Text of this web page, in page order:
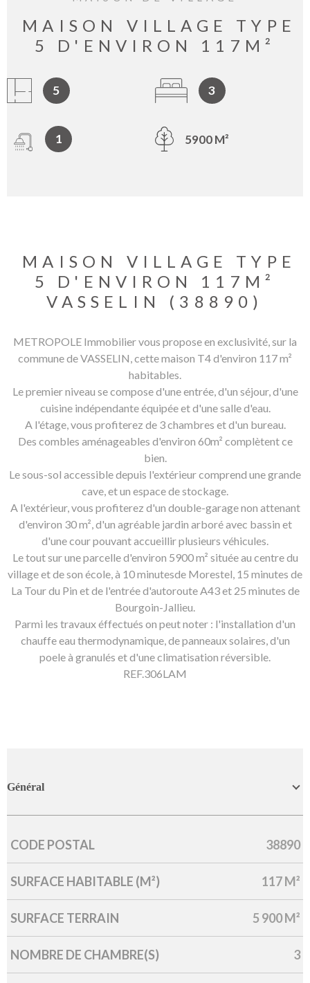
MAISON VILLAGE TYPE
5 D'ENVIRON 117M²
5 3
1 5900 M²
MAISON VILLAGE TYPE
5 D'ENVIRON 117M²
VASSELIN (38890)
METROPOLE Immobilier vous propose en exclusivité, sur la
commune de VASSELIN, cette maison T4 d'environ 117 m²
habitables.
Le premier niveau se compose d'une entrée, d'un séjour, d'une
cuisine indépendante équipée et d'une salle d'eau.
A l'étage, vous profiterez de 3 chambres et d'un bureau.
Des combles aménageables d'environ 60m² complètent ce
bien.
Le sous-sol accessible depuis l'extérieur comprend une grande
cave, et un espace de stockage.
A l'extérieur, vous profiterez d'un double-garage non attenant
d'environ 30 m², d'un agréable jardin arboré avec bassin et
d'une cour pouvant accueillir plusieurs véhicules.
Le tout sur une parcelle d'environ 5900 m² située au centre du
village et de son école, à 10 minutesde Morestel, 15 minutes de
La Tour du Pin et de l'entrée d'autoroute A43 et 25 minutes de
Bourgoin-Jallieu.
Parmi les travaux éffectués on peut noter : l'installation d'un
chauffe eau thermodynamique, de panneaux solaires, d'un
poele à granulés et d'une climatisation réversible.
REF.306LAM
Général
Caractérisque Valeurs
CODE POSTAL 38890
SURFACE HABITABLE (M²) 117 M²
SURFACE TERRAIN 5 900 M²
NOMBRE DE CHAMBRE(S) 3